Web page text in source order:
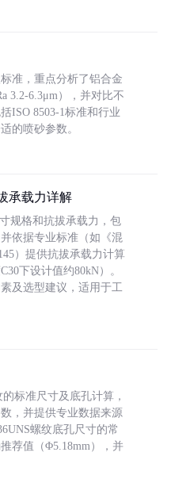
准，重点分析了铝合金
3.2-6.3μm），并对比不
ISO 8503-1标准和行业
的喷砂参数。
承载力详解
规格和抗拔承载力，包
依据专业标准（如《混
）提供抗拔承载力计算
下设计值约80kN）。
及选型建议，适用于工
标准尺寸及底孔计算，
，并提供专业数据来源
螺纹底孔尺寸的常
荐值（Φ5.18mm），并